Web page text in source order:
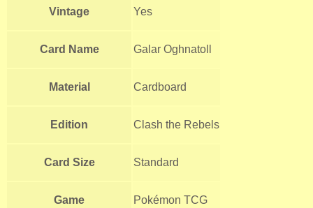
Vintage Yes
Card Name Galar Oghnatoll
Material Cardboard
Edition Clash the Rebels
Card Size Standard
Game Pokémon TCG